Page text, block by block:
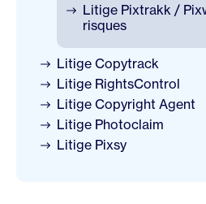
Litige Pixtrakk /
risques
Litige Copytrack
Litige RightsControl
Litige Copyright Agent
Litige Photoclaim
Litige Pixsy